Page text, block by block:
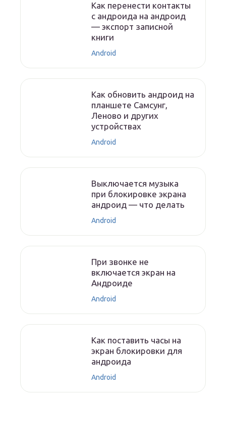
Как перенести контакты
с андроида на андроид
— экспорт записной
книги
Android
Как обновить андроид на
планшете Самсунг,
Леново и других
устройствах
Android
Выключается музыка
при блокировке экрана
андроид — что делать
Android
При звонке не
включается экран на
Андроиде
Android
Как поставить часы на
экран блокировки для
андроида
Android